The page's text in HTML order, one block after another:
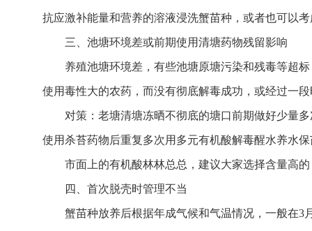
抗应激补能量和营养的溶液浸洗蟹苗种，或者也可以
三、池塘环境差或前期使用清塘药物残留影响
养殖池塘环境差，有些池塘原塘污染和残毒等超
使用毒性大的农药，而没有彻底解毒成功，或经过一
对策：老塘清塘冻晒不彻底的塘口前期做好少量
使用杀苔药物后重复多次用多元有机酸解毒醒水养水
市面上的有机酸林林总总，建议大家选择含量高
四、首次脱壳时管理不当
蟹苗种放养后根据年成气候和气温情况，一般在